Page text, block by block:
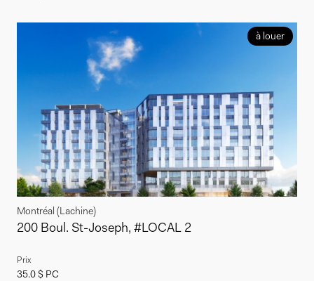
à louer
Montréal (Lachine)
200 Boul. St-Joseph, #LOCAL 2
Prix
35.0 $ PC